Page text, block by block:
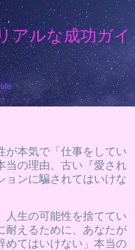
アルな成功ガイ
が本気で「仕事をしてい
当の理由。古い『愛され
ョンに騙されてはいけな
人生の可能性を捨ててい
耐えるために、あなたが
めてはいけない」本当の